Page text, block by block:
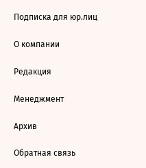
Подписка для юр.лиц
О компании
Редакция
Менеджмент
Архив
Обратная связь